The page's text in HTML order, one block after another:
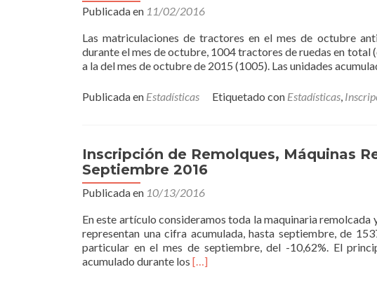
Publicada en 11/02/2016
Las matriculaciones de tractores en el mes de octubre
durante el mes de octubre, 1004 tractores de ruedas en total
a la del mes de octubre de 2015 (1005). Las unidades
Publicada en Estadísticas Etiquetado con Estadísticas,
Inscripción de Remolques, Máquinas
Septiembre 2016
Publicada en 10/13/2016
En este artículo consideramos toda la maquinaria
representan una cifra acumulada, hasta septiembre, de
particular en el mes de septiembre, del -10,62%. El
acumulado durante los Read
[…]